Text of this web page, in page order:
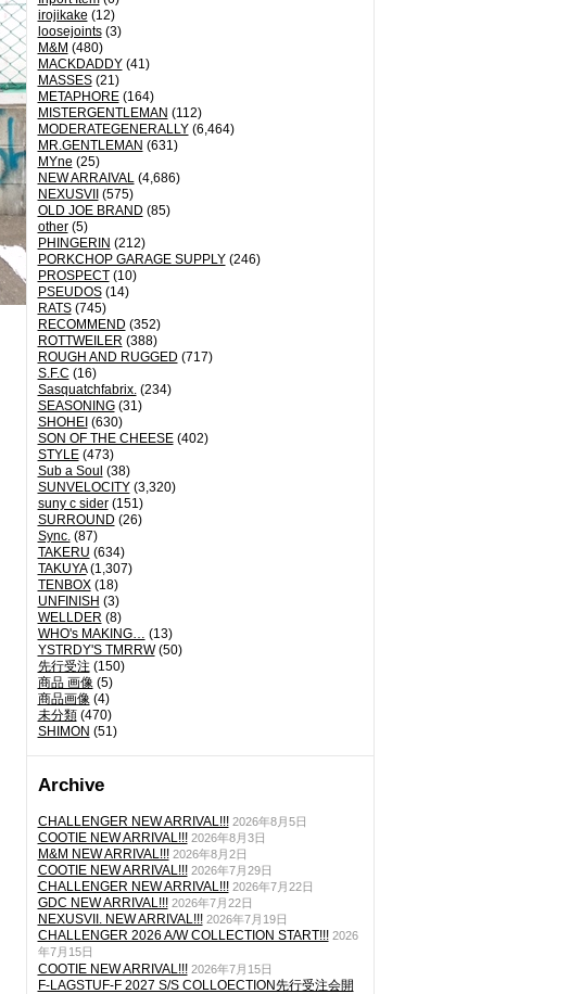
irojikake (12)
loosejoints(3)
M&M (480)
MACKDADDY(41)
MASSES(21)
METAPHORE(164)
MISTERGENTLEMAN (112)
MODERATEGENERALLY(6,464)
MR.GENTLEMAN (631)
MYne (25)
NEW ARRAIVAL(4,686)
NEXUSVII
(575)
OLD JOE BRAND (85)
other(5)
PHINGERIN (212)
PORKCHOP GARAGE SUPPLY(246)
PROSPECT(10)
PSEUDOS(14)
RATS(745)
RECOMMEND (352)
ROTTWEILER (388)
ROUGH AND RUGGED (717)
S.F.C (16)
Sasquatchfabrix.(234)
SEASONING(31)
SHOHEI (630)
SON OF THE CHEESE(402)
STYLE(473)
Sub a Soul (38)
SUNVELOCITY(3,320)
suny c sider(151)
SURROUND (26)
Sync.(87)
TAKERU (634)
TAKUYA(1,307)
TENBOX(18)
UNFINISH (3)
WELLDER (8)
WHO's MAKING… (13)
YSTRDY'S TMRRW(50)
先行受注 (150)
商品 画像(5)
商品画像(4)
未分類(470)
SHIMON (51)
Archive
CHALLENGER NEW ARRIVAL!!! 2026年8月5日
COOTIE NEW ARRIVAL!!! 2026年8月3日
M&M NEW ARRIVAL!!! 2026年8月2日
COOTIE NEW ARRIVAL!!! 2026年7月29日
CHALLENGER NEW ARRIVAL!!! 2026年7月22日
GDC NEW ARRIVAL!!! 2026年7月22日
NEXUSVII. NEW ARRIVAL!!! 2026年7月19日
CHALLENGER 2026 A/W COLLECTION START!!! 2026
年7月15日
COOTIE NEW ARRIVAL!!! 2026年7月15日
F-LAGSTUF-F 2027 S/S COLLOECTION先行受注会開